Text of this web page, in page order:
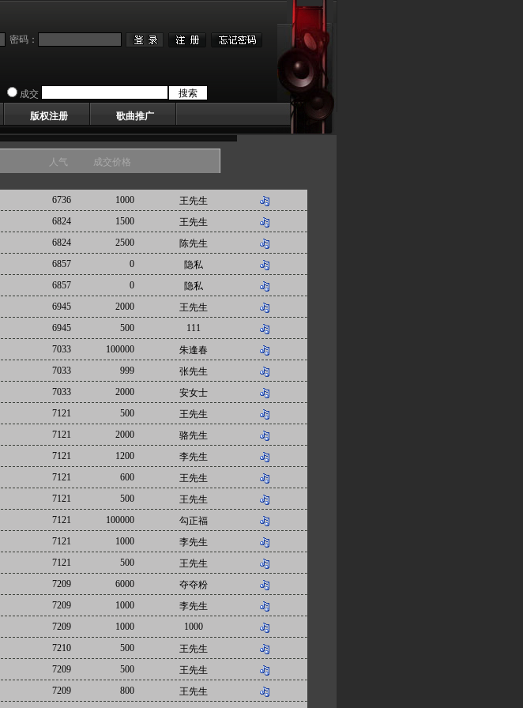
密码：
成交
版权注册 歌曲推广
人气
成交价格
6736 1000
王先生
6824 1500
王先生
6824 2500
陈先生
6857 0
隐私
6857 0
隐私
6945 2000
王先生
6945 500
111
7033 100000
朱逢春
7033 999
张先生
7033 2000
安女士
7121 500
王先生
7121 2000
骆先生
7121 1200
李先生
7121 600
王先生
7121 500
王先生
7121 100000
勾正福
7121 1000
李先生
7121 500
王先生
7209 6000
夺夺粉
7209 1000
李先生
7209 1000
1000
7210 500
王先生
7209 500
王先生
7209 800
王先生